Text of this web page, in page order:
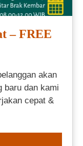
– FREE
akan
baru dan kami
cepat &